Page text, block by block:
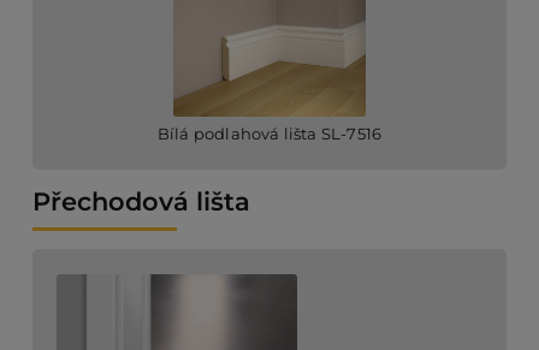
Bílá podlahová lišta SL-7516
Přechodová lišta